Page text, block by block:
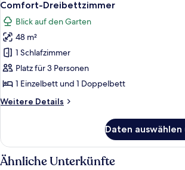
Fotos
für
Comfort-
Dreibettzimmer
anzeigen
4
Comfort-Dreibettzimmer
Blick auf den Garten
48 m²
1 Schlafzimmer
Platz für 3 Personen
1 Einzelbett und 1 Doppelbett
Weitere Details
Weitere
Dreibettzimmer
Daten auswählen
Ähnliche Unterkünfte